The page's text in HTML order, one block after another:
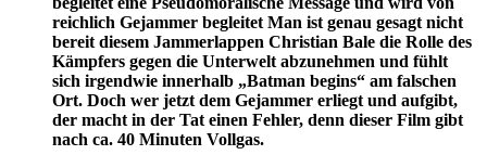
reichlich Gejammer begleitet Man ist genau gesagt nicht
bereit diesem Jammerlappen Christian Bale die Rolle des
Kämpfers gegen die Unterwelt abzunehmen und fühlt
sich irgendwie innerhalb „Batman begins“ am falschen
Ort. Doch wer jetzt dem Gejammer erliegt und aufgibt,
der macht in der Tat einen Fehler, denn dieser Film gibt
nach ca. 40 Minuten Vollgas.